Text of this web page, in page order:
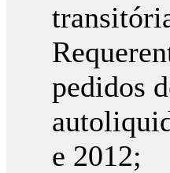
pedidos
e 2012;